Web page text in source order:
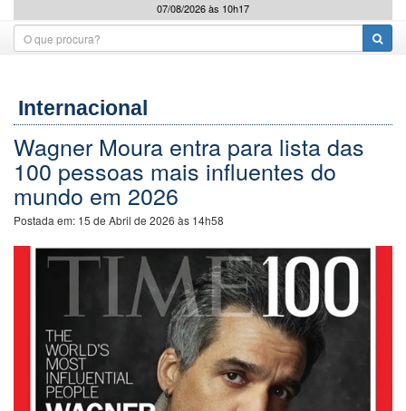
07/08/2026 às 10h17
Internacional
Wagner Moura entra para lista das
100 pessoas mais influentes do
mundo em 2026
Postada em: 15 de Abril de 2026 às 14h58